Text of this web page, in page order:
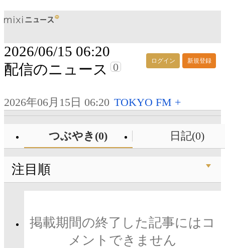
ログイン 新規登録
2026/06/15 06:20
配信のニュース
0
2026年06月15日 06:20 TOKYO FM +
つぶやき(0) 日記(0)
注目順
掲載期間の終了した記事にはコ
メントできません